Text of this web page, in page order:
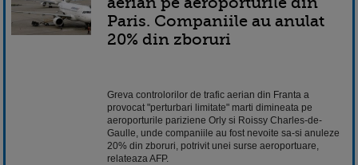
Paris. Companiile au anulat
20% din zboruri
Greva controlorilor de trafic aerian din Franta a
provocat "perturbari limitate" marti dimineata pe
aeroporturile pariziene Orly si Roissy Charles-de-
Gaulle, unde companiile au fost nevoite sa-si anuleze
20% din zboruri, potrivit unei surse aeroportuare,
relateaza AFP.